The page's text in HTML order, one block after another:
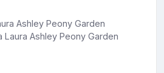
Laura Ashley Peony Garden